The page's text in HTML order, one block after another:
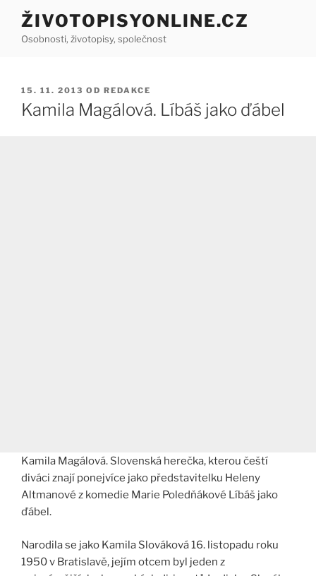
Přejít
obsahu
ŽIVOTOPISYONLINE.CZ
Osobnosti, životopisy, společnost
PUBLIKOVÁNO
15. 11. 2013 OD REDAKCE
Kamila Magálová. Líbáš jako ďábel
Kamila Magálová. Slovenská herečka, kterou čeští
diváci znají ponejvíce jako představitelku Heleny
Altmanové z komedie Marie Poledňákové Líbáš jako
ďábel.
Narodila se jako Kamila Slováková 16. listopadu roku
1950 v Bratislavě, jejím otcem byl jeden z